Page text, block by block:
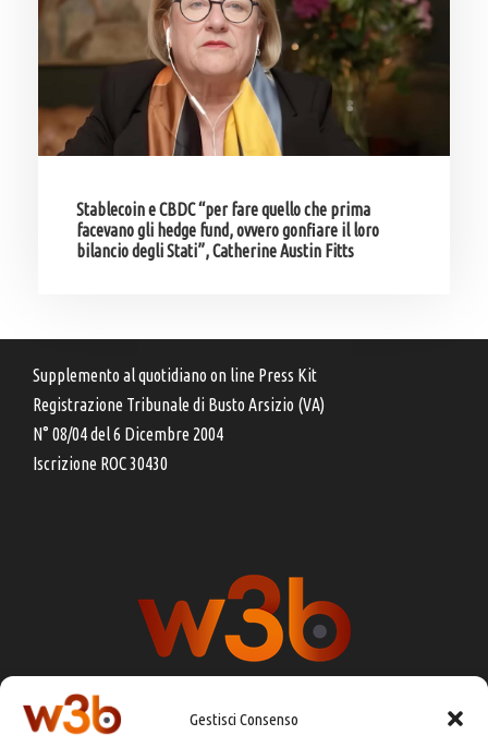
Gestisci Consenso
Stablecoin e CBDC “per fare quello che prima
facevano gli hedge fund, ovvero gonfiare il loro
bilancio degli Stati”, Catherine Austin Fitts
Supplemento al quotidiano on line Press Kit
Registrazione Tribunale di Busto Arsizio (VA)
N° 08/04 del 6 Dicembre 2004
Iscrizione ROC 30430